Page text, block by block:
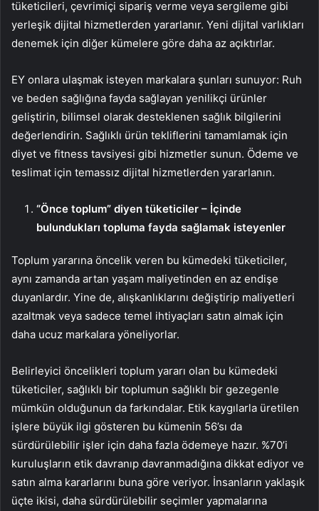
tüketicileri, çevrimiçi sipariş verme veya sergileme gibi
yerleşik dijital hizmetlerden yararlanır. Yeni dijital varlıkları
denemek için diğer kümelere göre daha az açıktırlar.
EY onlara ulaşmak isteyen markalara şunları sunuyor: Ruh
ve beden sağlığına fayda sağlayan yenilikçi ürünler
geliştirin, bilimsel olarak desteklenen sağlık bilgilerini
değerlendirin. Sağlıklı ürün tekliflerini tamamlamak için
diyet ve fitness tavsiyesi gibi hizmetler sunun. Ödeme ve
teslimat için temassız dijital hizmetlerden yararlanın.
“Önce toplum” diyen tüketiciler – İçinde
bulundukları topluma fayda sağlamak isteyenler
Toplum yararına öncelik veren bu kümedeki tüketiciler,
aynı zamanda artan yaşam maliyetinden en az endişe
duyanlardır. Yine de, alışkanlıklarını değiştirip maliyetleri
azaltmak veya sadece temel ihtiyaçları satın almak için
daha ucuz markalara yöneliyorlar.
Belirleyici öncelikleri toplum yararı olan bu kümedeki
tüketiciler, sağlıklı bir toplumun sağlıklı bir gezegenle
mümkün olduğunun da farkındalar. Etik kaygılarla üretilen
işlere büyük ilgi gösteren bu kümenin 56’sı da
sürdürülebilir işler için daha fazla ödemeye hazır. %70’i
kuruluşların etik davranıp davranmadığına dikkat ediyor ve
satın alma kararlarını buna göre veriyor. İnsanların yaklaşık
üçte ikisi, daha sürdürülebilir seçimler yapmalarına